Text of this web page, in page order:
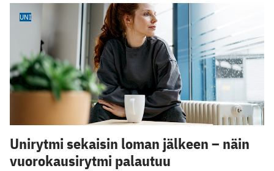
UNI
Unirytmi sekaisin loman jälkeen – näin
vuorokausirytmi palautuu